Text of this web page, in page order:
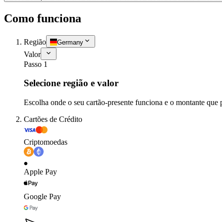
Como funciona
Região Germany
Valor
Passo 1
Selecione região e valor
Escolha onde o seu cartão-presente funciona e o montante que
Cartões de Crédito
Criptomoedas
Apple Pay
Google Pay